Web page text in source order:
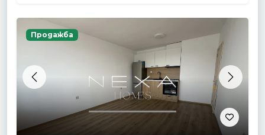
Previous Next
Продажба